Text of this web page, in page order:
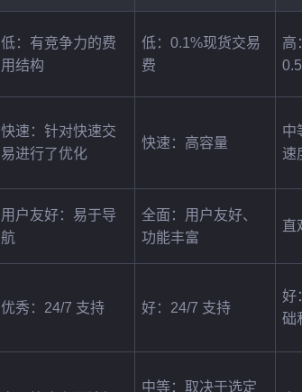
低：有竞争力的费
用结构
低：0.1%现货交易
费
高
快速：针对快速交
易进行了优化
快速：高容量
中
速
用户友好：易于导
航
全面：用户友好、
功能丰富
直
优秀：24/7 支持 好：24/7 支持
好
础
中等：取决于选定